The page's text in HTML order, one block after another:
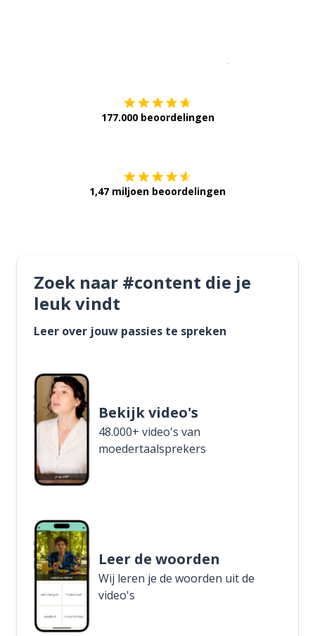
177.000 beoordelingen
1,47 miljoen beoordelingen
Zoek naar #content die je
leuk vindt
Leer over jouw passies te spreken
Bekijk video's
48.000+ video's van
moedertaalsprekers
Leer de woorden
Wij leren je de woorden uit de
video's